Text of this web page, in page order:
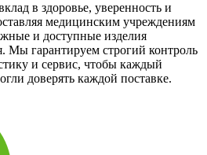
в здоровье, уверенность и
медицинским учреждениям
и доступные изделия
Мы гарантируем строгий контроль
и сервис, чтобы каждый
доверять каждой поставке.